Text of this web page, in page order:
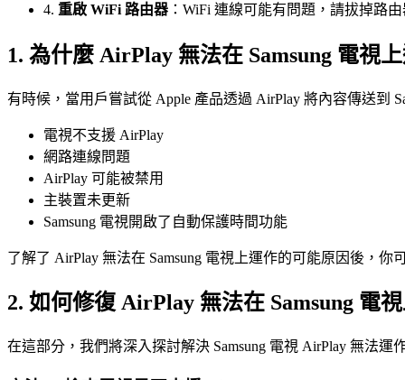
4. 重啟 WiFi 路由器 ：WiFi 連線可能有問題，請拔掉路
1. 為什麼 AirPlay 無法在 Samsung 電視
有時候，當用戶嘗試從 Apple 產品透過 AirPlay 將內容傳送到
電視不支援 AirPlay
網路連線問題
AirPlay 可能被禁用
主裝置未更新
Samsung 電視開啟了自動保護時間功能
了解了 AirPlay 無法在 Samsung 電視上運作的可能原因後，你
2. 如何修復 AirPlay 無法在 Samsung 電
在這部分，我們將深入探討解決 Samsung 電視 AirPlay 無法